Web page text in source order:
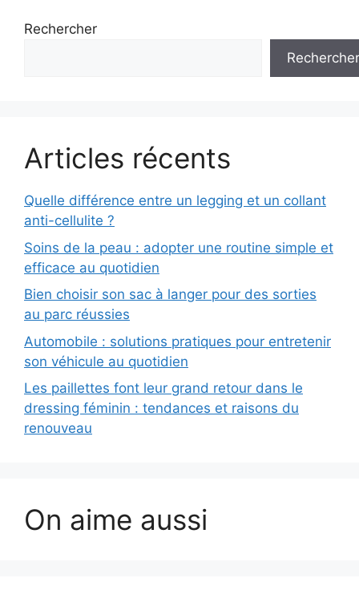
Rechercher
Rechercher
Articles récents
Quelle différence entre un legging et un collant
anti-cellulite ?
Soins de la peau : adopter une routine simple et
efficace au quotidien
Bien choisir son sac à langer pour des sorties
au parc réussies
Automobile : solutions pratiques pour entretenir
son véhicule au quotidien
Les paillettes font leur grand retour dans le
dressing féminin : tendances et raisons du
renouveau
On aime aussi